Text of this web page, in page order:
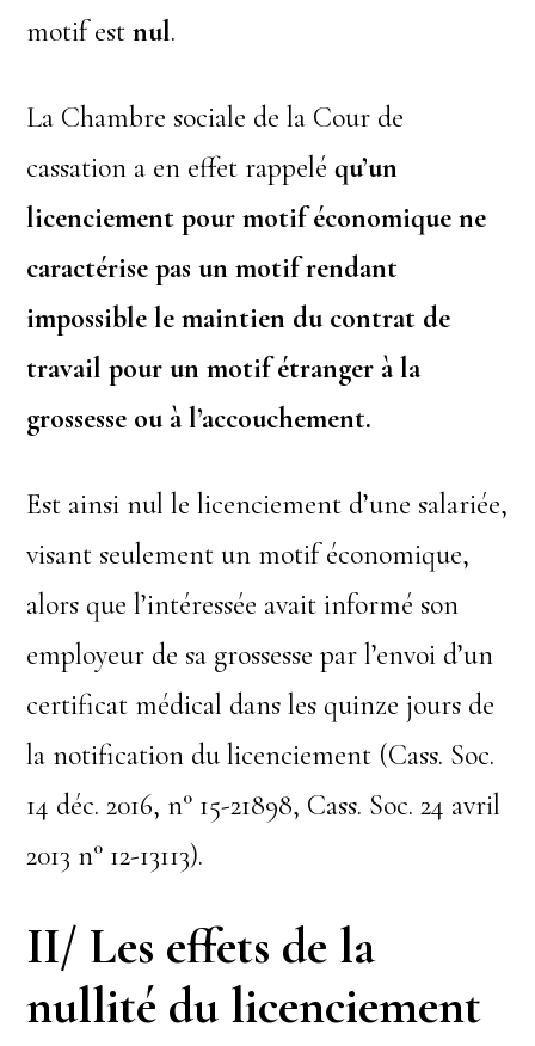
motif estnul.
La Chambre sociale de la Cour de
cassation a en effet rappeléqu’un
licenciement pour motif économique ne
caractérise pas un motif rendant
impossible le maintien du contrat de
travail pour un motif étranger à la
grossesse ou à l’accouchement.
Est ainsi nul le licenciement d’une salariée,
visant seulement un motif économique,
alors que l’intéressée avait informé son
employeur de sa grossesse par l’envoi d’un
certificat médical dans les quinze jours de
la notification du licenciement (Cass. Soc.
14 déc. 2016, n° 15-21898, Cass. Soc. 24 avril
2013 n° 12-13113).
II/ Les effets de la
nullité du licenciement